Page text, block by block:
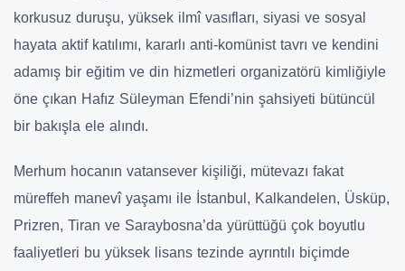
korkusuz duruşu, yüksek ilmî vasıfları, siyasi ve sosyal
hayata aktif katılımı, kararlı anti-komünist tavrı ve kendini
adamış bir eğitim ve din hizmetleri organizatörü kimliğiyle
öne çıkan Hafız Süleyman Efendi’nin şahsiyeti bütüncül
bir bakışla ele alındı.
Merhum hocanın vatansever kişiliği, mütevazı fakat
müreffeh manevî yaşamı ile İstanbul, Kalkandelen, Üsküp,
Prizren, Tiran ve Saraybosna’da yürüttüğü çok boyutlu
faaliyetleri bu yüksek lisans tezinde ayrıntılı biçimde